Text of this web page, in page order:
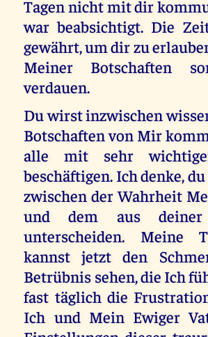
Tagen nicht mit dir
war beabsichtigt. Die
gewährt, um dir zu
Meiner Botschaften
verdauen.
Du wirst inzwischen
Botschaften von Mir
alle mit sehr
beschäftigen. Ich denke,
zwischen der Wahrheit
und dem aus deiner
unterscheiden. Meine
kannst jetzt den
Betrübnis sehen, die Ich
fast täglich die
Ich und Mein Ewiger